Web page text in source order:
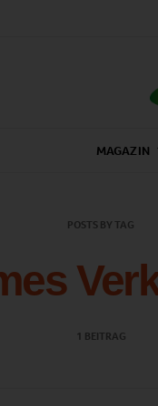
MAGAZIN
POSTS BY TAG
1 BEITRAG